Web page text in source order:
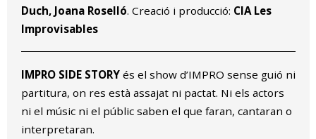
Duch, Joana Roselló. Creació i producció: CIA Les
Improvisables
IMPRO SIDE STORYés el show d’IMPRO sense guió ni
partitura, on res està assajat ni pactat. Ni els actors
ni el músic ni el públic saben el que faran, cantaran o
interpretaran.